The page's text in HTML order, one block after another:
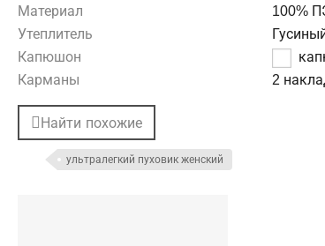
Материал
100%
Утеплитель
Капюшон
Без
Карманы
2
Найти похожие
ультралегкий пуховик женский